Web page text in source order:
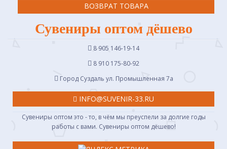
ВОЗВРАТ ТОВАРА
Сувениры оптом дёшево
8 905 146-19-14
8 910 175-80-92
Город Суздаль ул. Промышленная 7a
INFO@SUVENIR-33.RU
Сувениры оптом это - то, в чём мы преуспели за долгие годы
работы с вами. Сувениры оптом дёшево!